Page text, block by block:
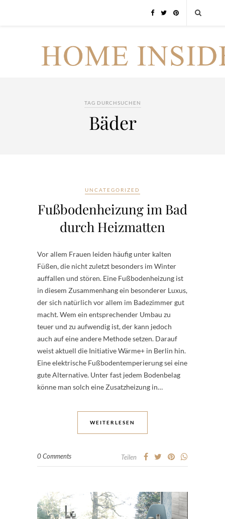
TAG DURCHSUCHEN
Bäder
UNCATEGORIZED
Fußbodenheizung im Bad
durch Heizmatten
Vor allem Frauen leiden häufig unter kalten
Füßen, die nicht zuletzt besonders im Winter
auffallen und stören. Eine Fußbodenheizung ist
in diesem Zusammenhang ein besonderer Luxus,
der sich natürlich vor allem im Badezimmer gut
macht. Wem ein entsprechender Umbau zu
teuer und zu aufwendig ist, der kann jedoch
auch auf eine andere Methode setzen. Darauf
weist aktuell die Initiative Wärme+ in Berlin hin.
Eine elektrische Fußbodentemperierung sei eine
gute Alternative. Unter fast jedem Bodenbelag
könne man solch eine Zusatzheizung in…
WEITERLESEN
0 Comments Teilen